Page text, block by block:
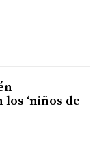
‘niños de